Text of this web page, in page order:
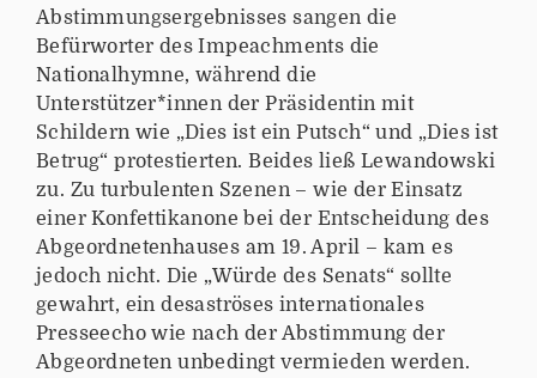
Abstimmungsergebnisses sangen die
Befürworter des Impeachments die
Nationalhymne, während die
Unterstützer*innen der Präsidentin mit
Schildern wie „Dies ist ein Putsch“ und „Dies ist
Betrug“ protestierten. Beides ließ Lewandowski
zu. Zu turbulenten Szenen – wie der Einsatz
einer Konfettikanone bei der Entscheidung des
Abgeordnetenhauses am 19. April – kam es
jedoch nicht. Die „Würde des Senats“ sollte
gewahrt, ein desaströses internationales
Presseecho wie nach der Abstimmung der
Abgeordneten unbedingt vermieden werden.